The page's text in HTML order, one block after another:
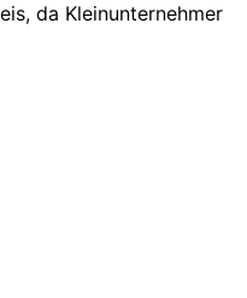
da Kleinunternehmer